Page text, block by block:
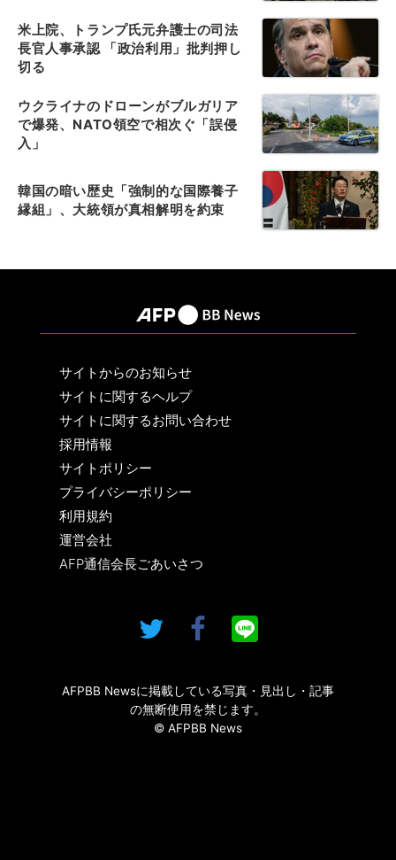
米上院、トランプ氏元弁護士の司法
長官人事承認 「政治利用」批判押し
切る
ウクライナのドローンがブルガリア
で爆発、NATO領空で相次ぐ「誤侵
入」
韓国の暗い歴史「強制的な国際養子
縁組」、大統領が真相解明を約束
サイトからのお知らせ
サイトに関するヘルプ
サイトに関するお問い合わせ
採用情報
サイトポリシー
プライバシーポリシー
利用規約
運営会社
AFP通信会長ごあいさつ
AFPBB Newsに掲載している写真・見出し・記事
の無断使用を禁じます。
© AFPBB News